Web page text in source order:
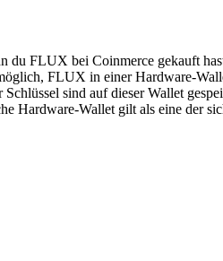
FLUX bei Coinmerce gekauft
FLUX in einer Hardware-
sind auf dieser Wallet
Hardware-Wallet gilt als eine der